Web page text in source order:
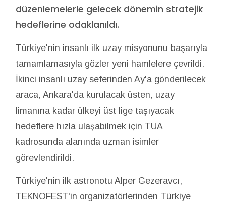
düzenlemelerle gelecek dönemin stratejik
hedeflerine odaklanıldı.
Türkiye'nin insanlı ilk uzay misyonunu başarıyla
tamamlamasıyla gözler yeni hamlelere çevrildi.
İkinci insanlı uzay seferinden Ay'a gönderilecek
araca, Ankara'da kurulacak üsten, uzay
limanına kadar ülkeyi üst lige taşıyacak
hedeflere hızla ulaşabilmek için TUA
kadrosunda alanında uzman isimler
görevlendirildi.
Türkiye'nin ilk astronotu Alper Gezeravcı,
TEKNOFEST'in organizatörlerinden Türkiye